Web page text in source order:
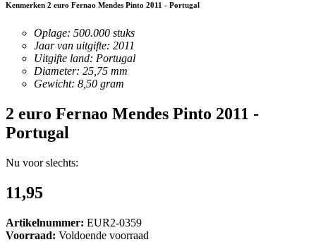
Kenmerken 2 euro Fernao Mendes Pinto 2011 - Portugal
Oplage: 500.000 stuks
Jaar van uitgifte: 2011
Uitgifte land: Portugal
Diameter: 25,75 mm
Gewicht: 8,50 gram
2 euro Fernao Mendes Pinto 2011 -
Portugal
Nu voor slechts:
11,95
Artikelnummer: EUR2-0359
Voorraad: Voldoende voorraad